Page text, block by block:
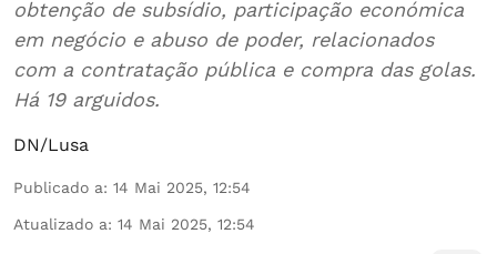
obtenção de subsídio, participação económica
em negócio e abuso de poder, relacionados
com a contratação pública e compra das golas.
Há 19 arguidos.
DN/Lusa
Publicado a: 14 Mai 2025, 12:54
Atualizado a: 14 Mai 2025, 12:54